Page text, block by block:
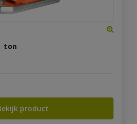
ton
product